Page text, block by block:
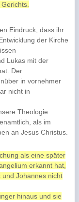
Eindruck, dass ihr
der Kirche
Lukas mit der
Der
in vornehmer
nicht in
Theologie
als im
an Jesus Christus.
als eine später
erkannt hat,
und Johannes nicht
hinaus und sie